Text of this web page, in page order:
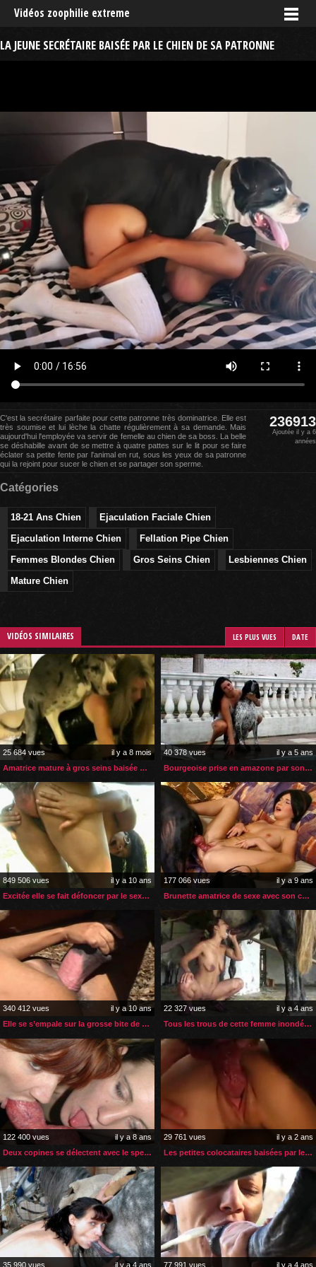
Vidéos zoophilie extreme
LA JEUNE SECRÉTAIRE BAISÉE PAR LE CHIEN DE SA PATRONNE
C'est la secrétaire parfaite pour cette patronne très dominatrice. Elle est
très soumise et lui lèche la chatte régulièrement à sa demande. Mais
aujourd'hui l'employée va servir de femelle au chien de sa boss. La belle
se déshabille avant de se mettre à quatre pattes sur le lit pour se faire
éclater sa petite fente par l'animal en rut, sous les yeux de sa patronne
qui la rejoint pour sucer le chien et se partager son sperme.
236913
Ajoutée il y a 6
années
Catégories
18-21 Ans Chien
Ejaculation Faciale Chien
Ejaculation Interne Chien
Fellation Pipe Chien
Femmes Blondes Chien
Gros Seins Chien
Lesbiennes Chien
Mature Chien
VIDÉOS SIMILAIRES LES PLUS VUES DATE
25 684 vues
il y a 8 mois
Amatrice mature à gros seins baisée par son chien
40 378 vues
il y a 5 ans
Bourgeoise prise en amazone par son chien près de sa piscine
849 506 vues
il y a 10 ans
Excitée elle se fait défoncer par le sexe d’un cheval
177 066 vues
il y a 9 ans
Brunette amatrice de sexe avec son chien
340 412 vues
il y a 10 ans
Elle se s’empale sur la grosse bite de son cheval
22 327 vues
il y a 4 ans
Tous les trous de cette femme inondés par le sperme de cheval
122 400 vues
il y a 8 ans
Deux copines se délectent avec le sperme de leur chien
29 761 vues
il y a 2 ans
Les petites colocataires baisées par le chien de leur voisin
35 990 vues il y a 4 ans 77 991 vues il y a 4 ans